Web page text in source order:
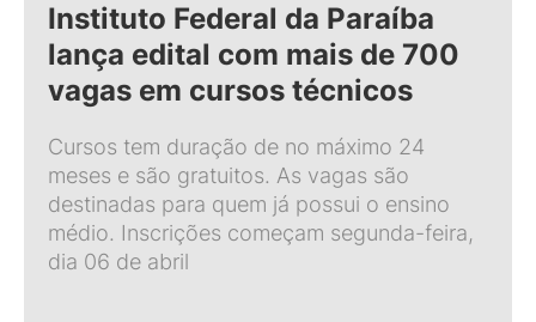
Instituto Federal da Paraíba
lança edital com mais de 700
vagas em cursos técnicos
Cursos tem duração de no máximo 24
meses e são gratuitos. As vagas são
destinadas para quem já possui o ensino
médio. Inscrições começam segunda-feira,
dia 06 de abril